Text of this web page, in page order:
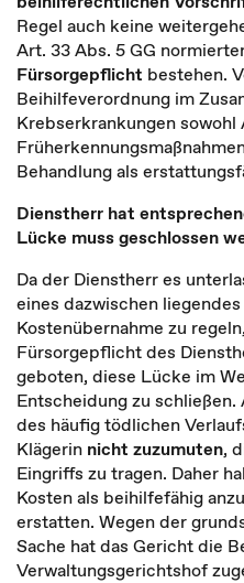
Regel auch keine
Art. 33 Abs. 5 GG
Fürsorgepflicht bestehen.
Beihilfeverordnung im
Krebserkrankungen
Behandlung als
Dienstherr hat
Lücke muss geschlossen
Da der Dienstherr es
eines dazwischen
Kostenübernahme zu
Fürsorgepflicht des
geboten, diese Lücke im
Entscheidung zu
des häufig tödlichen
Klägerin nicht zuzumuten,
Eingriffs zu tragen. Daher
Kosten als beihilfefähig
erstatten. Wegen der
Sache hat das Gericht die
Verwaltungsgerichtshof